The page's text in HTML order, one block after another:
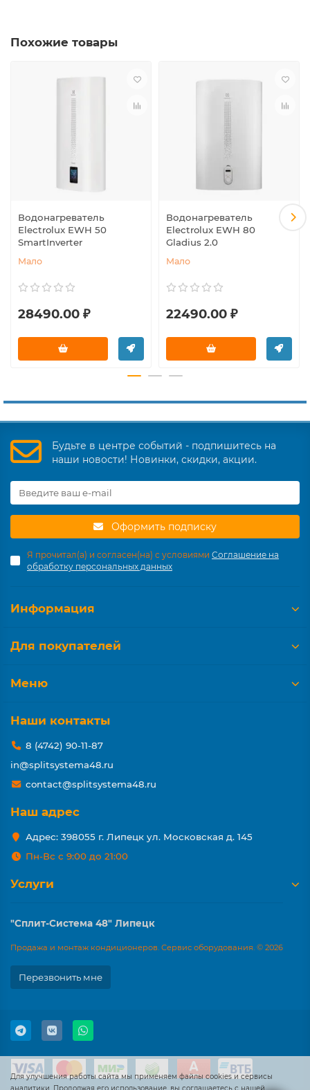
Похожие товары
Водонагреватель
Electrolux EWH 50
SmartInverter
Мало
28490.00 ₽
Водонагреватель
Electrolux EWH 80
Gladius 2.0
Мало
22490.00 ₽
Для улучшения работы сайта мы применяем файлы cookies и сервисы
Будьте в центре событий - подпишитесь на
наши новости! Новинки, скидки, акции.
Оформить подписку
Я прочитал(а) и согласен(на) с условиями Соглашение на
обработку персональных данных
Информация
Для покупателей
Меню
Наши контакты
8 (4742) 90-11-87
in@splitsystema48.ru
contact@splitsystema48.ru
Наш адрес
Адрес: 398055 г. Липецк ул. Московская д. 145
Пн-Вс с 9:00 до 21:00
Услуги
"Сплит-Система 48" Липецк
Продажа и монтаж кондиционеров. Сервис оборудования. © 2026
Перезвонить мне